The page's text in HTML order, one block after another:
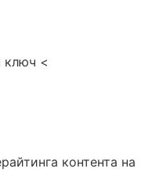
ключ <
контента на